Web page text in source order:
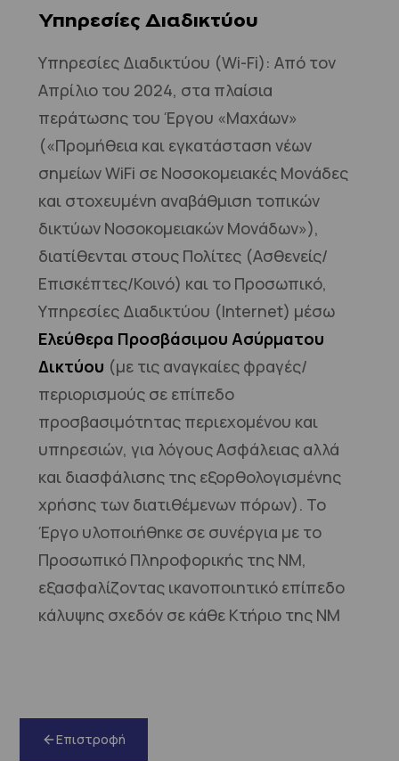
Υπηρεσίες Διαδικτύου
Υπηρεσίες Διαδικτύου (Wi-Fi): Από τον
Απρίλιο του 2024, στα πλαίσια
περάτωσης του Έργου «Μαχάων»
(«Προμήθεια και εγκατάσταση νέων
σημείων WiFi σε Νοσοκομειακές Μονάδες
και στοχευμένη αναβάθμιση τοπικών
δικτύων Νοσοκομειακών Μονάδων»),
διατίθενται στους Πολίτες (Ασθενείς/
Επισκέπτες/Κοινό) και το Προσωπικό,
Υπηρεσίες Διαδικτύου (Internet) μέσω
Ελεύθερα Προσβάσιμου Ασύρματου
Δικτύου (με τις αναγκαίες φραγές/
περιορισμούς σε επίπεδο
προσβασιμότητας περιεχομένου και
υπηρεσιών, για λόγους Ασφάλειας αλλά
και διασφάλισης της εξορθολογισμένης
χρήσης των διατιθέμενων πόρων). Το
Έργο υλοποιήθηκε σε συνέργια με το
Προσωπικό Πληροφορικής της ΝΜ,
εξασφαλίζοντας ικανοποιητικό επίπεδο
κάλυψης σχεδόν σε κάθε Κτήριο της ΝΜ
Επιστροφή